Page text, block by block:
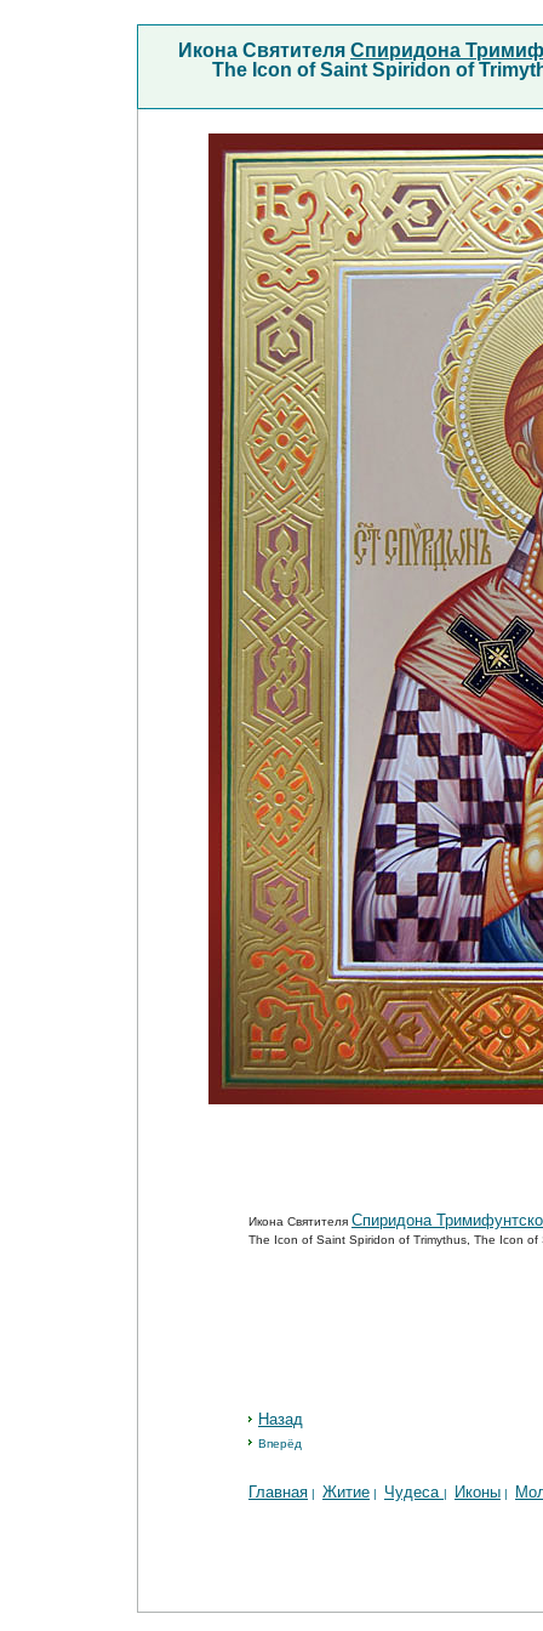
Икона Святителя Спиридона
The Icon of Saint Spiridon of
Икона Святителя Спиридона
The Icon of Saint Spiridon of Trimythus, The Icon
Назад
Вперёд
Главная | Житие | Чудеса | Иконы |